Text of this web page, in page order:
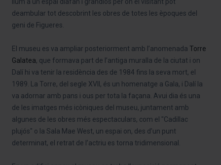
deambular tot descobrint les obres de totes les èpoques del
geni de Figueres.
El museu es va ampliar posteriorment amb l’anomenada Torre
Galatea, que formava part de l’antiga muralla de la ciutat i on
Dalí hi va tenir la residència des de 1984 fins la seva mort, el
1989. La Torre, del segle XVII, és un homenatge a Gala, i Dalí la
va adornar amb pans i ous per tota la façana. Avui dia és una
de les imatges més icòniques del museu, juntament amb
algunes de les obres més espectaculars, com el "Cadillac
plujós" o la Sala Mae West, un espai on, des d’un punt
determinat, el retrat de l’actriu es torna tridimensional.